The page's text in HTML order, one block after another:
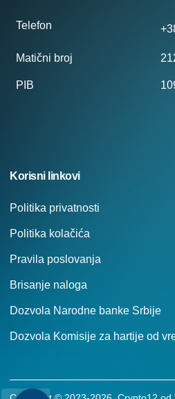
Telefon
Matični broj
PIB
Korisni linkovi
Politika privatnosti
Politika kolačića
Pravila poslovanja
Brisanje naloga
Dozvola Narodne banke Srbije
Dozvola Komisije za hartije od